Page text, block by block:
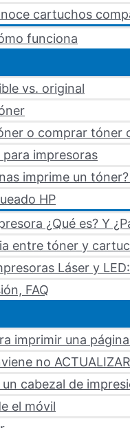
cartuchos
funciona
vs. original
o comprar tóner
impresoras
imprime un
HP
¿Qué es? Y
entre tóner y
Láser y
FAQ
imprimir una
no
cabezal de
el móvil